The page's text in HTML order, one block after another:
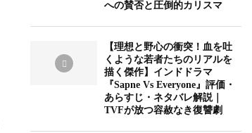
への賛否と圧倒的カリスマ
【理想と野心の衝突！血を吐
くような若者たちのリアルを
描く傑作】インドドラマ
『Sapne Vs Everyone』評価・
あらすじ・ネタバレ解説｜
TVFが放つ容赦なき復讐劇